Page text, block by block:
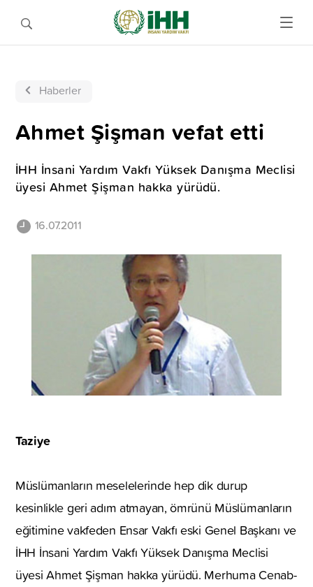
Haberler
Ahmet Şişman vefat etti
İHH İnsani Yardım Vakfı Yüksek Danışma Meclisi
üyesi Ahmet Şişman hakka yürüdü.
16.07.2011
Taziye
Müslümanların meselelerinde hep dik durup
kesinlikle geri adım atmayan, ömrünü Müslümanların
eğitimine vakfeden Ensar Vakfı eski Genel Başkanı ve
İHH İnsani Yardım Vakfı Yüksek Danışma Meclisi
üyesi Ahmet Şişman hakka yürüdü. Merhuma Cenab-